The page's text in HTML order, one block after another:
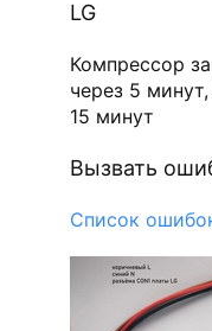
LG
Компрессор
через 5
15 минут
Вызвать
Список